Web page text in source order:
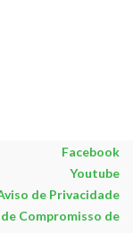
Facebook
Youtube
de Privacidade
Compromisso de